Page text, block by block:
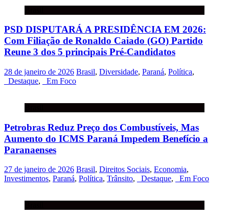
PSD DISPUTARÁ A PRESIDÊNCIA EM 2026:
Com Filiação de Ronaldo Caiado (GO) Partido
Reune 3 dos 5 principais Pré-Candidatos
28 de janeiro de 2026 Brasil, Diversidade, Paraná, Política,
_Destaque, _Em Foco
Petrobras Reduz Preço dos Combustíveis, Mas
Aumento do ICMS Paraná Impedem Benefício a
Paranaenses
27 de janeiro de 2026 Brasil, Direitos Sociais, Economia,
Investimentos, Paraná, Política, Trânsito, _Destaque, _Em Foco